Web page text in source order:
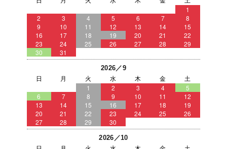
1
2
3 4 5 6 7
8
9
10 11 12 13 14
15
16
17 18 19 20 21
22
23
24 25 26 27 28
29
30
31
2026／9
日 月 火 水 木 金
土
1
2 3 4
5
6
7 8 9 10 11
12
13
14 15 16 17 18
19
20
21 22 23 24 25
26
27
28 29 30
2026／10